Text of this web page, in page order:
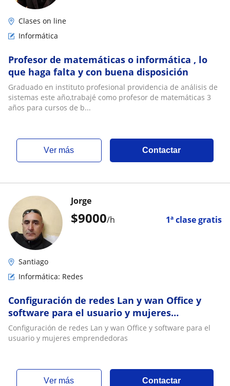
Clases on line
Informática
Profesor de matemáticas o informática , lo
que haga falta y con buena disposición
Graduado en instituto profesional providencia de análisis de
sistemas este año,trabajé como profesor de matemáticas 3
años para cursos de b...
ver más Contactar
$9000/h 1ª clase gratis
Jorge
Santiago
Informática: Redes
Configuración de redes Lan y wan Office y
software para el usuario y mujeres
emprendedoras
Configuración de redes Lan y wan Office y software para el
usuario y mujeres emprendedoras
ver más Contactar